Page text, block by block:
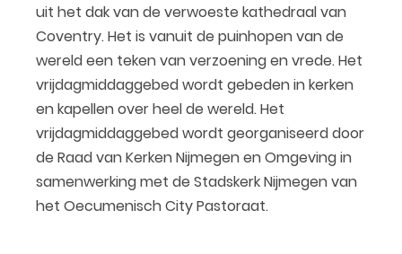
uit het dak van de verwoeste kathedraal van
Coventry. Het is vanuit de puinhopen van de
wereld een teken van verzoening en vrede. Het
vrijdagmiddaggebed wordt gebeden in kerken
en kapellen over heel de wereld. Het
vrijdagmiddaggebed wordt georganiseerd door
de Raad van Kerken Nijmegen en Omgeving in
samenwerking met de Stadskerk Nijmegen van
het Oecumenisch City Pastoraat.